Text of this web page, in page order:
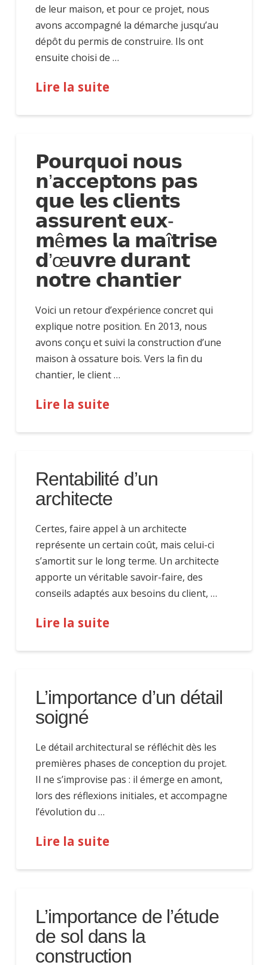
de leur maison, et pour ce projet, nous
avons accompagné la démarche jusqu’au
dépôt du permis de construire. Ils ont
ensuite choisi de …
Lire la suite
𝗣𝗼𝘂𝗿𝗾𝘂𝗼𝗶 𝗻𝗼𝘂𝘀
𝗻’𝗮𝗰𝗰𝗲𝗽𝘁𝗼𝗻𝘀 𝗽𝗮𝘀
𝗾𝘂𝗲 𝗹𝗲𝘀 𝗰𝗹𝗶𝗲𝗻𝘁𝘀
𝗮𝘀𝘀𝘂𝗿𝗲𝗻𝘁 𝗲𝘂𝘅-
𝗺ê𝗺𝗲𝘀 𝗹𝗮 𝗺𝗮î𝘁𝗿𝗶𝘀𝗲
𝗱’œ𝘂𝘃𝗿𝗲 𝗱𝘂𝗿𝗮𝗻𝘁
𝗻𝗼𝘁𝗿𝗲 𝗰𝗵𝗮𝗻𝘁𝗶𝗲𝗿
Voici un retour d’expérience concret qui
explique notre position. En 2013, nous
avons conçu et suivi la construction d’une
maison à ossature bois. Vers la fin du
chantier, le client …
Lire la suite
Rentabilité d’un
architecte
Certes, faire appel à un architecte
représente un certain coût, mais celui-ci
s’amortit sur le long terme. Un architecte
apporte un véritable savoir-faire, des
conseils adaptés aux besoins du client, …
Lire la suite
L’importance d’un détail
soigné
Le détail architectural se réfléchit dès les
premières phases de conception du projet.
Il ne s’improvise pas : il émerge en amont,
lors des réflexions initiales, et accompagne
l’évolution du …
Lire la suite
L’importance de l’étude
de sol dans la
construction